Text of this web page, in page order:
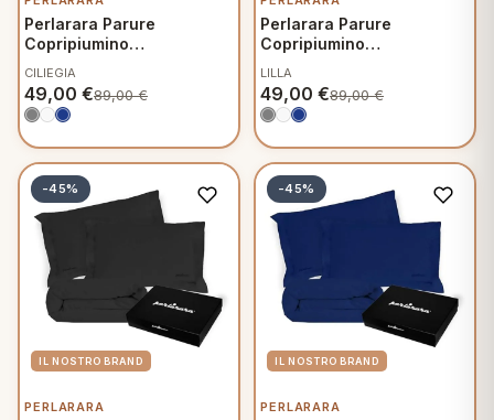
Perlarara Parure
Copripiumino
CILIEGIA
49,00 €89,00€
Perlarara Parure
Copripiumino
LILLA
49,00 €89,00€
-45%
PERLARARA
-45%
PERLARARA